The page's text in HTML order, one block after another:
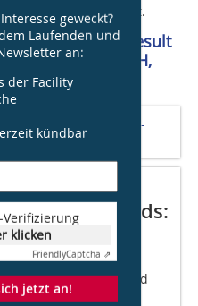
später großer Schritt.
der Result
Consul­tants GmbH,
cloud-be-you-peter-
für die
Reifegrads:
stehen
und wie sind
geweckt?
Laufenden und
an:
der Facility
kündbar
klicken
FriendlyCaptcha ⇗
jetzt an!